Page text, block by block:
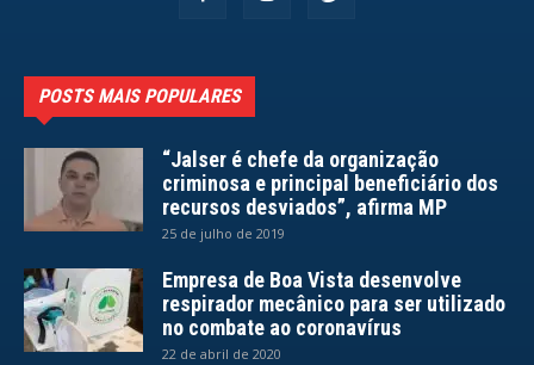
POSTS MAIS POPULARES
“Jalser é chefe da organização
criminosa e principal beneficiário dos
recursos desviados”, afirma MP
25 de julho de 2019
Empresa de Boa Vista desenvolve
respirador mecânico para ser utilizado
no combate ao coronavírus
22 de abril de 2020